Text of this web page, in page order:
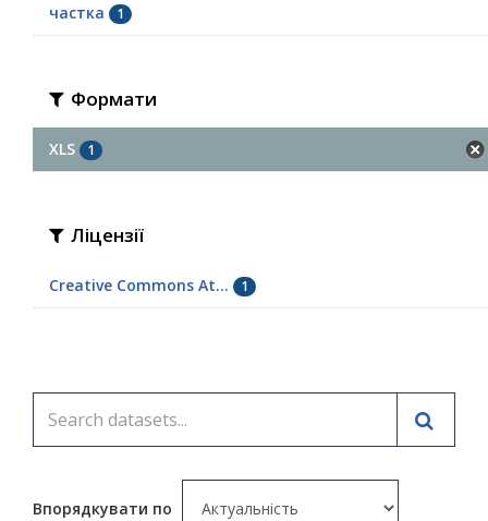
частка 1
Формати
XLS 1
Ліцензії
Creative Commons At... 1
Впорядкувати по